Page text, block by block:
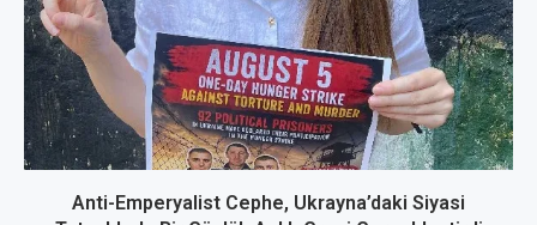
Anti-Emperyalist Cephe, Ukrayna’daki Siyasi